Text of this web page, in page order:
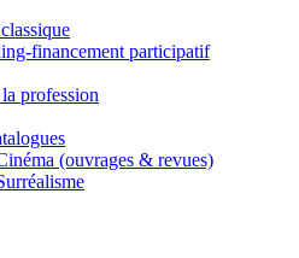
financement participatif
profession
(ouvrages & revues)